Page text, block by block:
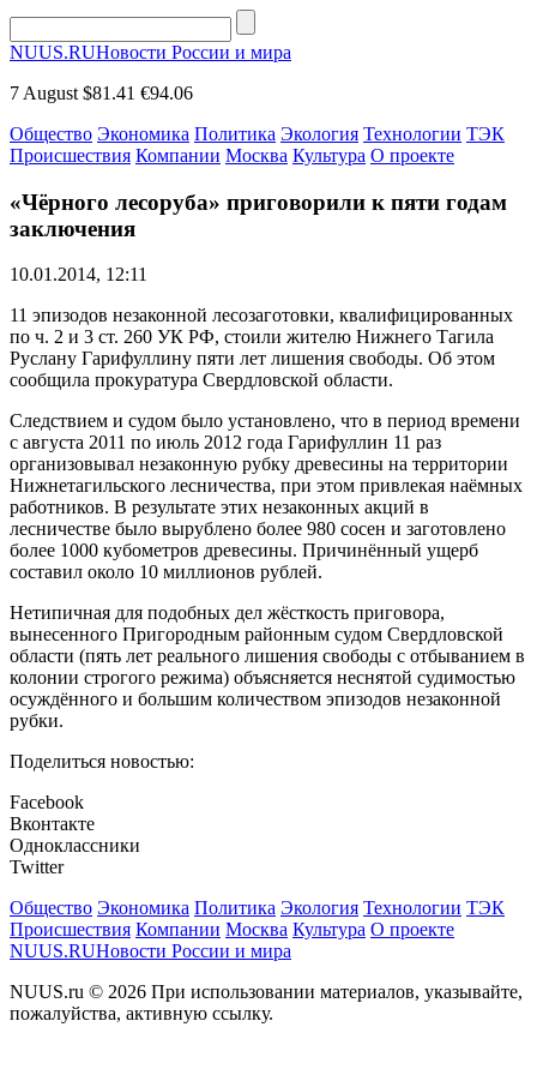
NUUS.RUНовости России и мира
7 August $81.41 €94.06
Общество Экономика Политика Экология Технологии ТЭК
Происшествия Компании Москва Культура О проекте
«Чёрного лесоруба» приговорили к пяти годам
заключения
10.01.2014, 12:11
11 эпизодов незаконной лесозаготовки, квалифицированных
по ч. 2 и 3 ст. 260 УК РФ, стоили жителю Нижнего Тагила
Руслану Гарифуллину пяти лет лишения свободы. Об этом
сообщила прокуратура Свердловской области.
Следствием и судом было установлено, что в период времени
с августа 2011 по июль 2012 года Гарифуллин 11 раз
организовывал незаконную рубку древесины на территории
Нижнетагильского лесничества, при этом привлекая наёмных
работников. В результате этих незаконных акций в
лесничестве было вырублено более 980 сосен и заготовлено
более 1000 кубометров древесины. Причинённый ущерб
составил около 10 миллионов рублей.
Нетипичная для подобных дел жёсткость приговора,
вынесенного Пригородным районным судом Свердловской
области (пять лет реального лишения свободы с отбыванием в
колонии строгого режима) объясняется неснятой судимостью
осуждённого и большим количеством эпизодов незаконной
рубки.
Поделиться новостью:
Facebook
Вконтакте
Одноклассники
Twitter
Общество Экономика Политика Экология Технологии ТЭК
Происшествия Компании Москва Культура О проекте
NUUS.RUНовости России и мира
NUUS.ru © 2026 При использовании материалов, указывайте,
пожалуйства, активную ссылку.